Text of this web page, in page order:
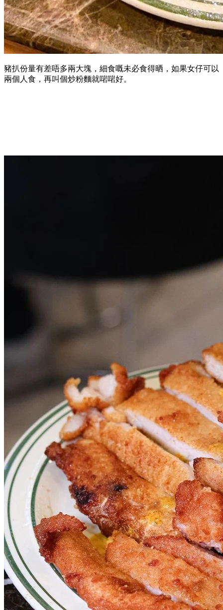
豬扒份量有差唔多兩大塊，細食嘅未必食得晒，如果女仔可以
兩個人食，再叫個炒粉麵就啱啱好。